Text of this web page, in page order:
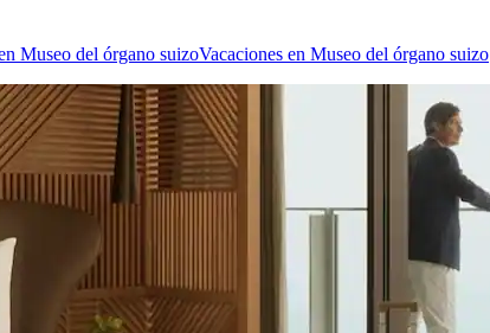
Museo del órgano suizoVacaciones en Museo del órgano suizo